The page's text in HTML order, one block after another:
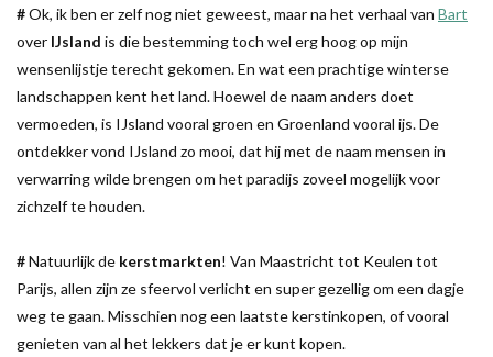
#Ok, ik ben er zelf nog niet geweest, maar na het verhaal van Bart
over IJsland is die bestemming toch wel erg hoog op mijn
wensenlijstje terecht gekomen. En wat een prachtige winterse
landschappen kent het land. Hoewel de naam anders doet
vermoeden, is IJsland vooral groen en Groenland vooral ijs. De
ontdekker vond IJsland zo mooi, dat hij met de naam mensen in
verwarring wilde brengen om het paradijs zoveel mogelijk voor
zichzelf te houden.
#Natuurlijk de kerstmarkten! Van Maastricht tot Keulen tot
Parijs, allen zijn ze sfeervol verlicht en super gezellig om een dagje
weg te gaan. Misschien nog een laatste kerstinkopen, of vooral
genieten van al het lekkers dat je er kunt kopen.